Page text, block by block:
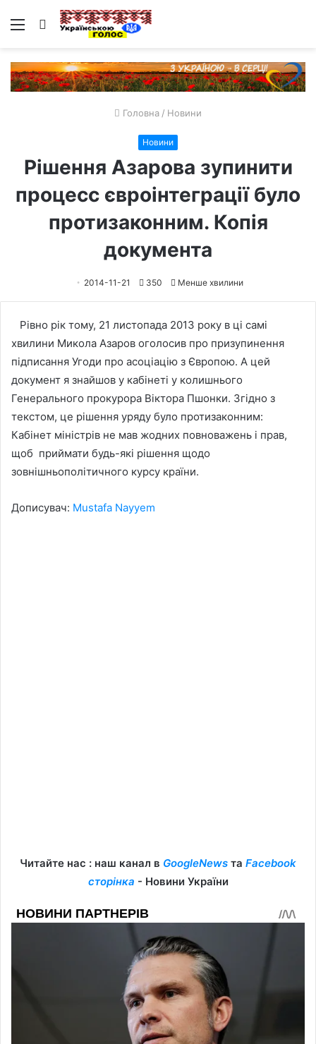
Меню Пошук
Головна / Новини
Новини
Рішення Азарова зупинити
процеcс євроінтеграції було
протизаконним. Копія
документа
2014-11-21 350 Менше хвилини
Рівно рік тому, 21 листопада 2013 року в ці самі
хвилини Микола Азаров оголосив про призупинення
підписання Угоди про асоціацію з Європою. А цей
документ я знайшов у кабінеті у колишнього
Генерального прокурора Віктора Пшонки. Згідно з
текстом, це рішення уряду було протизаконним:
Кабінет міністрів не мав жодних повноважень і прав,
щоб приймати будь-які рішення щодо
зовнішньополітичного курсу країни.
Дописувач: Mustafa Nayyem
Читайте нас : наш канал в GoogleNews та Facebook
сторінка - Новини України